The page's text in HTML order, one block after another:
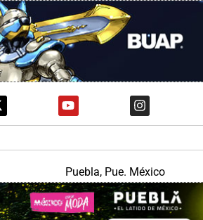
Puebla, Pue. México